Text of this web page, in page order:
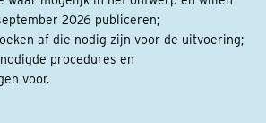
2026 publiceren;
af die nodig zijn voor de uitvoering;
procedures en
voor.